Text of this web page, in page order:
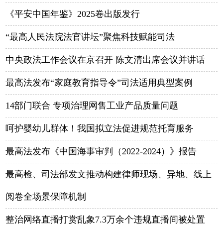
《平安中国年鉴》2025卷出版发行
“最高人民法院法官讲坛”聚焦科技赋能司法
中央政法工作会议在京召开 陈文清出席会议并讲话
最高法发布“家庭教育指导令”司法适用典型案例
14部门联合 专项治理网售工业产品质量问题
呵护婴幼儿群体！我国拟立法促进规范托育服务
最高法发布《中国海事审判（2022-2024）》报告
最高检、司法部发文推动构建律师现场、异地、线上
阅卷全场景保障机制
整治网络直播打赏乱象7.3万余个违规直播间被处置